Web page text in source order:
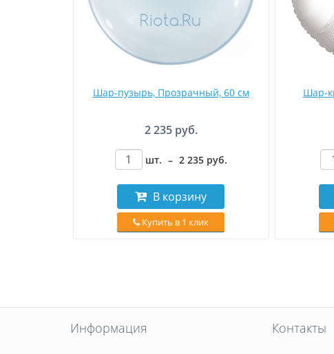
Шар-пузырь, Прозрачный, 60 см
2 235 руб.
шт. – 2 235 руб.
В корзину
Купить в 1 клик
Шар-
Информация Контакты